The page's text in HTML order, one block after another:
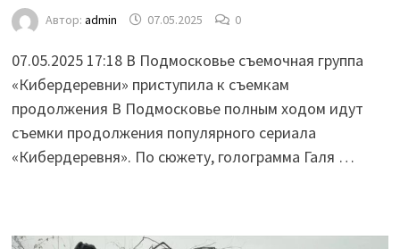
Автор: admin 07.05.2025 0
07.05.2025 17:18 В Подмосковье съемочная группа
«Кибердеревни» приступила к съемкам
продолжения В Подмосковье полным ходом идут
съемки продолжения популярного сериала
«Кибердеревня». По сюжету, голограмма Галя …